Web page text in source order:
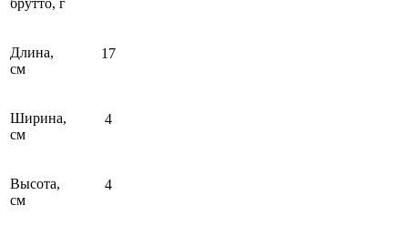
брутто, г
Длина,
см
17
Ширина,
см
4
Высота,
см
4